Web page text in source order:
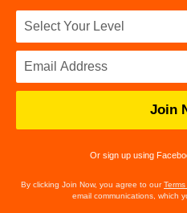
Join
Or sign up using
By clicking Join Now, you agree to our
email communications, which